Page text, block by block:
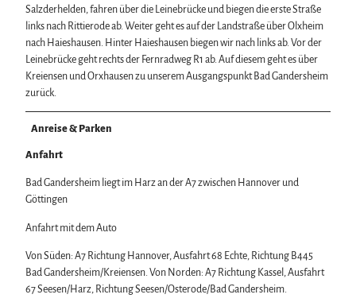
Salzderhelden, fahren über die Leinebrücke und biegen die erste Straße
links nach Rittierode ab. Weiter geht es auf der Landstraße über Olxheim
nach Haieshausen. Hinter Haieshausen biegen wir nach links ab. Vor der
Leinebrücke geht rechts der Fernradweg R1 ab. Auf diesem geht es über
Kreiensen und Orxhausen zu unserem Ausgangspunkt Bad Gandersheim
zurück.
Anreise & Parken
Anfahrt
Bad Gandersheim liegt im Harz an der A7 zwischen Hannover und
Göttingen
Anfahrt mit dem Auto
Von Süden: A7 Richtung Hannover, Ausfahrt 68 Echte, Richtung B445
Bad Gandersheim/Kreiensen. Von Norden: A7 Richtung Kassel, Ausfahrt
67 Seesen/Harz, Richtung Seesen/Osterode/Bad Gandersheim.